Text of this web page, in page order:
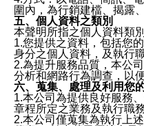
圍內，為行銷建檔、揭露
五、個人資料之類別
本聲明所指之個人資料類
1.您提供之資料，包括您
身分之個人資料，及執行
2.為提升服務品質，本公
分析和網路行為調查，以
六、蒐集、處理及利用您
1.本公司為提供良好服務
章程所定之業務及執行職
2.本公司僅蒐集為執行上